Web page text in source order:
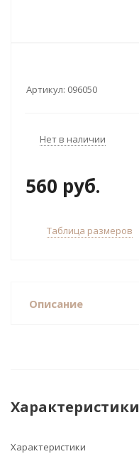
Артикул: 096050
Нет в наличии
560 руб.
Таблица размеров
Описание
Характеристики
Характеристики